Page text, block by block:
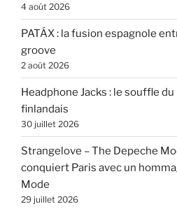
4 août 2026
PATÁX : la fusion espagnole
groove
2 août 2026
Headphone Jacks : le souffle
finlandais
30 juillet 2026
Strangelove – The Depeche
conquiert Paris avec un
Mode
29 juillet 2026